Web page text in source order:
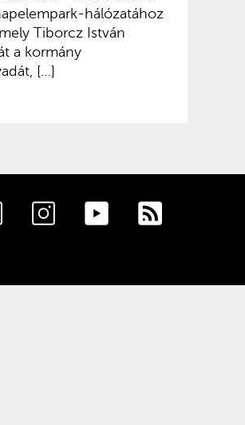
hálózatához
Tiborcz István
a kormány
[…]